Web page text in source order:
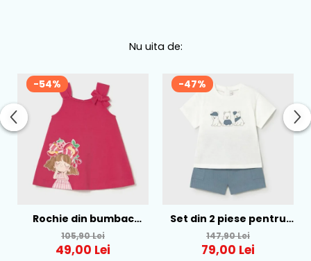
Nu uita de:
-54%
Rochie din bumbac
pentru fete Mayoral,
Rosu - 1930-069
105,90 Lei
49,00 Lei
-47%
Set din 2 piese pentru
baieti Mayoral, Alb-
Albastru - 1665-31
147,90 Lei
79,00 Lei